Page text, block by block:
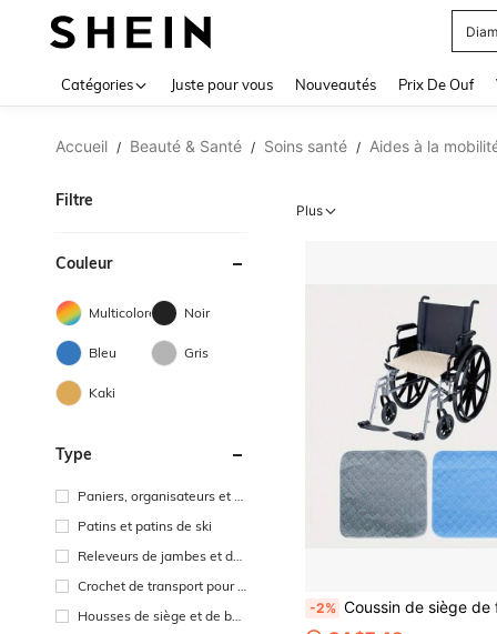
Catégories Juste pour vous Nouveautés Prix De Ouf
Accueil / Beauté & Santé / Soins santé / Aides à la
Filtre
Couleur
Multicolore Noir
Bleu Gris
Kaki
Type
Paniers, organisateurs et p
Patins et patins de ski
Releveurs de jambes et de
Crochet de transport pour d
Housses de siège et de bar
Plus
-2% Coussin de siège de fauteuil roulant lavable et étanche - Coussin anti-fuite pour adultes âgés, conception respirante et confortable, facile à nettoyer, accessoire de soins aux personnes